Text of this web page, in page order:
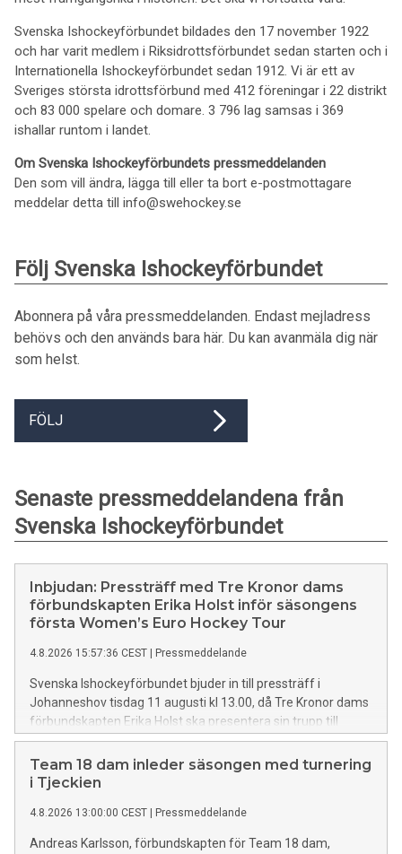
Svenska Ishockeyförbundet bildades den 17 november 1922
och har varit medlem i Riksidrottsförbundet sedan starten och i
Internationella Ishockeyförbundet sedan 1912. Vi är ett av
Sveriges största idrottsförbund med 412 föreningar i 22 distrikt
och 83 000 spelare och domare. 3 796 lag samsas i 369
ishallar runtom i landet.
Om Svenska Ishockeyförbundets pressmeddelanden
Den som vill ändra, lägga till eller ta bort e-postmottagare
meddelar detta till info@swehockey.se
Följ Svenska Ishockeyförbundet
Abonnera på våra pressmeddelanden. Endast mejladress
behövs och den används bara här. Du kan avanmäla dig när
som helst.
FÖLJ
Senaste pressmeddelandena från
Svenska Ishockeyförbundet
Inbjudan: Pressträff med Tre Kronor dams
förbundskapten Erika Holst inför säsongens
första Women’s Euro Hockey Tour
4.8.2026 15:57:36 CEST Pressmeddelande
Svenska Ishockeyförbundet bjuder in till pressträff i
Johanneshov tisdag 11 augusti kl 13.00, då Tre Kronor dams
förbundskapten Erika Holst ska presentera sin trupp till
WEHT-turneringen i Schweiz 19–22 augusti.
Team 18 dam inleder säsongen med turnering
i Tjeckien
4.8.2026 13:00:00 CEST Pressmeddelande
Andreas Karlsson, förbundskapten för Team 18 dam,